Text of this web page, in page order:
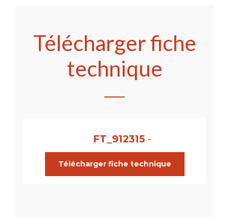
Télécharger fiche
technique
FT_912315 -
Télécharger fiche technique